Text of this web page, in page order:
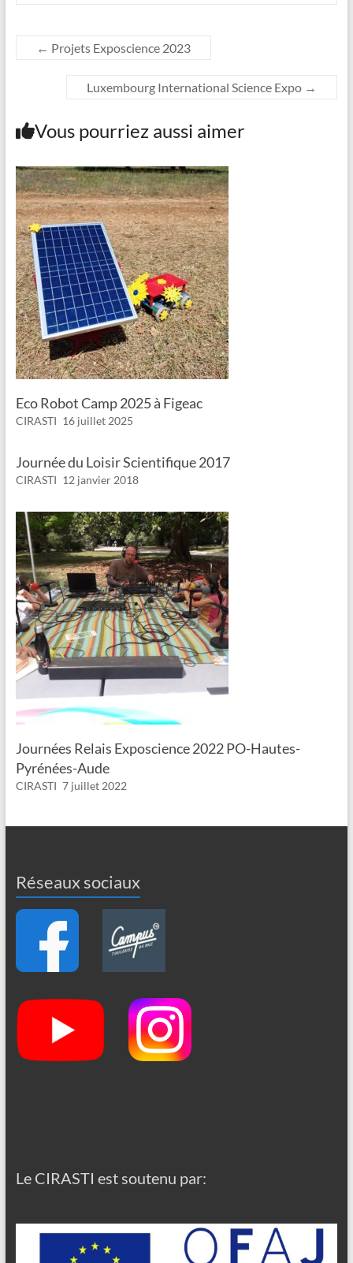
← Projets Exposcience 2023
Luxembourg International Science Expo →
Vous pourriez aussi aimer
Eco Robot Camp 2025 à Figeac
CIRASTI 16 juillet 2025
Journée du Loisir Scientifique 2017
CIRASTI 12 janvier 2018
Journées Relais Exposcience 2022 PO-Hautes-
Pyrénées-Aude
CIRASTI 7 juillet 2022
Réseaux sociaux
Le CIRASTI est soutenu par: